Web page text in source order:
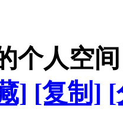
个人空间
] [复制] [